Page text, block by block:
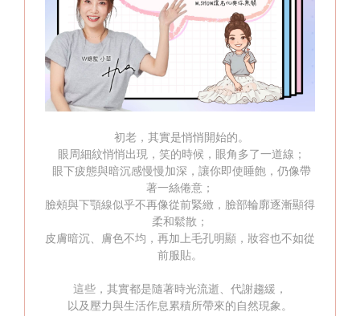
初老，其實是悄悄開始的。
眼周細紋悄悄出現，笑的時候，眼角多了一道線；
眼下疲態與暗沉感慢慢加深，讓你即使睡飽，仍像帶
著一絲倦意；
臉頰與下顎線似乎不再像從前緊緻，臉部輪廓逐漸顯得
柔和鬆散；
皮膚暗沉、膚色不均，再加上毛孔明顯，妝容也不如從
前服貼。
這些，其實都是隨著時光流逝、代謝趨緩，
以及壓力與生活作息累積所帶來的自然現象。